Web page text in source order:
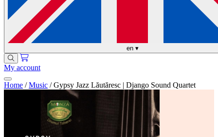
en ▾
My account
Home / Music / Gypsy Jazz Lăutăresc | Django Sound Quartet